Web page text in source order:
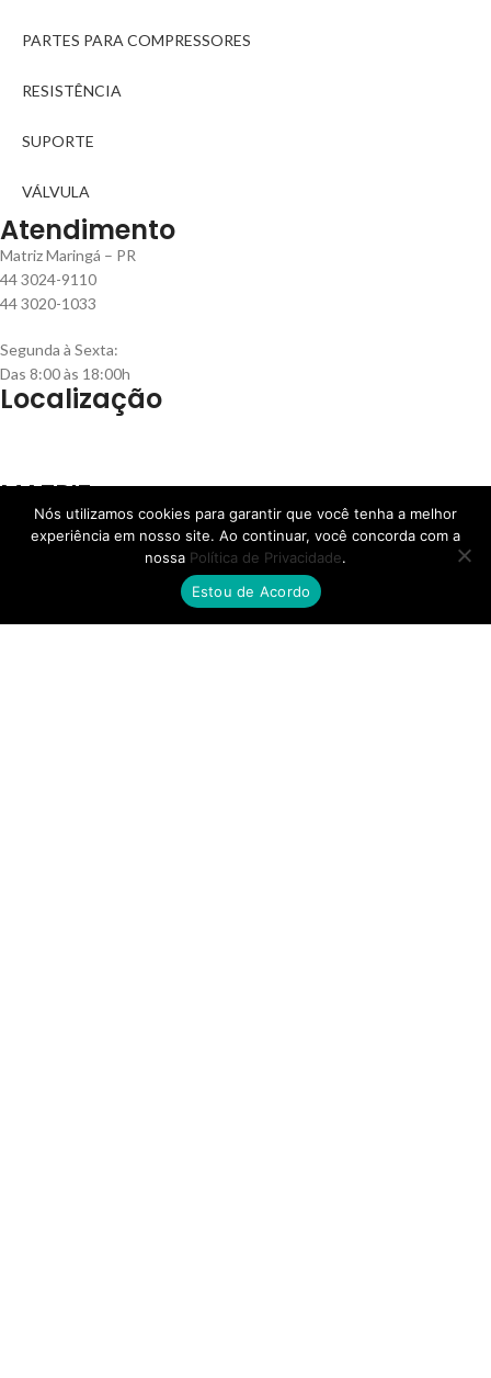
PARTES PARA COMPRESSORES
RESISTÊNCIA
SUPORTE
VÁLVULA
Atendimento
Matriz Maringá – PR
44 3024-9110
44 3020-1033
Segunda à Sexta:
Das 8:00 às 18:00h
Localização
MATRIZ
Av. das Torres, 4416, Jd. Pilar - Maringá - PR
Nós utilizamos cookies para garantir que você tenha a melhor
experiência em nosso site. Ao continuar, você concorda com a
nossa Política de Privacidade.
Estou de Acordo